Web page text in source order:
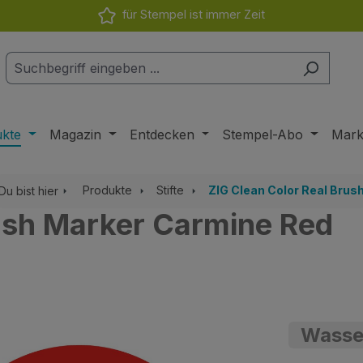
für Stempel ist immer Zeit
Magazin Entdecken Stempel-Abo
Du bist hier Produkte Stifte ZIG Clean Color Real Brush
Marker Carmine Red